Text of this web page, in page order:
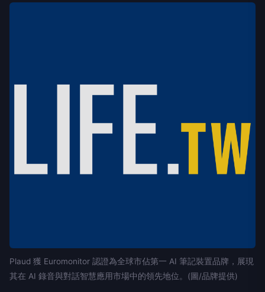
Plaud 獲 Euromonitor 認證為全球市佔第一 AI 筆記裝置品牌，展現
其在 AI 錄音與對話智慧應用市場中的領先地位。(圖/品牌提供)